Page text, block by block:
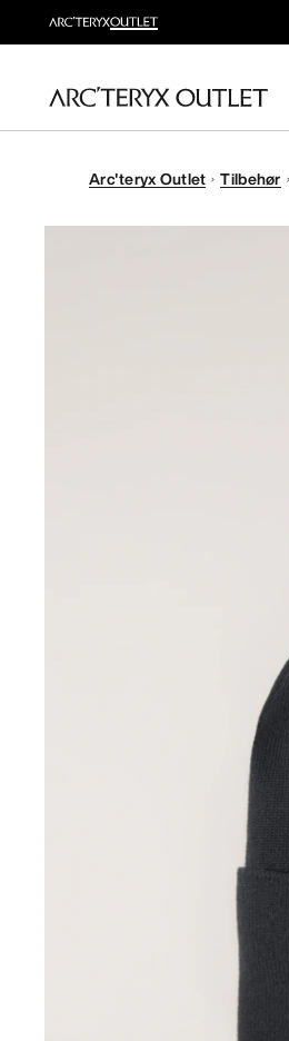
Arc'teryx Outlet Tilbehør